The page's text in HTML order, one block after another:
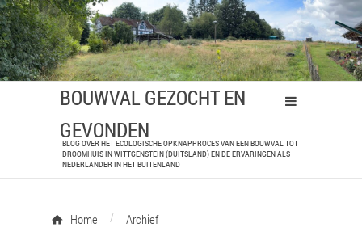
BOUWVAL GEZOCHT EN
GEVONDEN
BLOG OVER HET ECOLOGISCHE OPKNAPPROCES VAN EEN BOUWVAL TOT
DROOMHUIS IN WITTGENSTEIN (DUITSLAND) EN DE ERVARINGEN ALS
NEDERLANDER IN HET BUITENLAND
Home / Archief